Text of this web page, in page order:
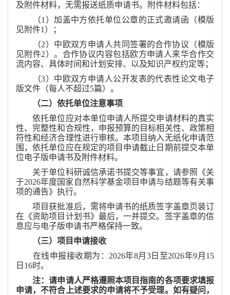
及附件材料，无需报送纸质申请书。附件材料包括：
（1）加盖中方依托单位公章的正式邀请函（模版
见附件1）；
（2）中欧双方申请人共同签署的合作协议（模版
见附件2）。合作协议内容包括欧方申请人来华合作交
流内容、具体时间和计划安排、以及知识产权约定等；
（3）中欧双方申请人公开发表的代表性论文电子
版文件（每人不超过5篇）。
（二）依托单位注意事项
依托单位应对本单位申请人所提交申请材料的真实
性、完整性和合规性，申报预算的目标相关性、政策相
符性和经济合理性进行审核。本项目纳入无纸化申请范
围，依托单位应在规定的项目申请截止日期前提交本单
位电子版申请书及附件材料。
关于单位科研诚信承诺书提交等事宜，请参照《关
于2026年度国家自然科学基金项目申请与结题等有关事
项的通告》执行。
项目获批准后，需将申请书的纸质签字盖章页装订
在《资助项目计划书》最后，一并提交。签字盖章的信
息应与电子版申请书严格保持一致。
（三）项目申请接收
在线申报接收期为：2026年8月3日至2026年9月15
日16时。
注：请申请人严格遵照本项目指南的各项要求填报
申请，不符合上述要求的申请将不予受理。如有疑问，